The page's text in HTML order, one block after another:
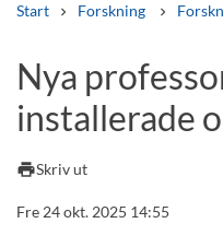
Start Forskning
Andra söktjänster
Kurser och program
Nya
installerade
printSkriv ut
Fre 24 okt. 2025 14:55